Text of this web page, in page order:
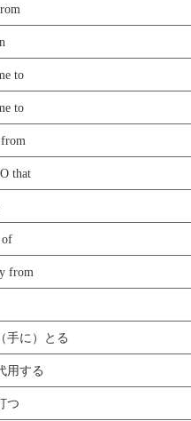
to
to
that
of
from
手に）とる
用する
つ